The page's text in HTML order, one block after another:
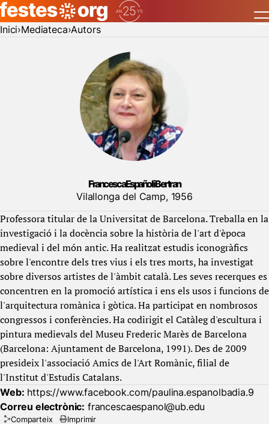
Inici Mediateca Autors
Francesca Español i Bertran
Vilallonga del Camp, 1956
Professora titular de la Universitat de Barcelona. Treballa en la
investigació i la docència sobre la història de l'art d'època
medieval i del món antic. Ha realitzat estudis iconogràfics
sobre l'encontre dels tres vius i els tres morts, ha investigat
sobre diversos artistes de l'àmbit català. Les seves recerques es
concentren en la promoció artística i ens els usos i funcions de
l'arquitectura romànica i gòtica. Ha participat en nombrosos
congressos i conferències. Ha codirigit el Catàleg d'escultura i
pintura medievals del Museu Frederic Marès de Barcelona
(Barcelona: Ajuntament de Barcelona, 1991). Des de 2009
presideix l'associació Amics de l'Art Romànic, filial de
l'Institut d'Estudis Catalans.
Web: https://www.facebook.com/paulina.espanolbadia.9
Correu electrònic: francescaespanol@ub.edu
Comparteix Imprimir